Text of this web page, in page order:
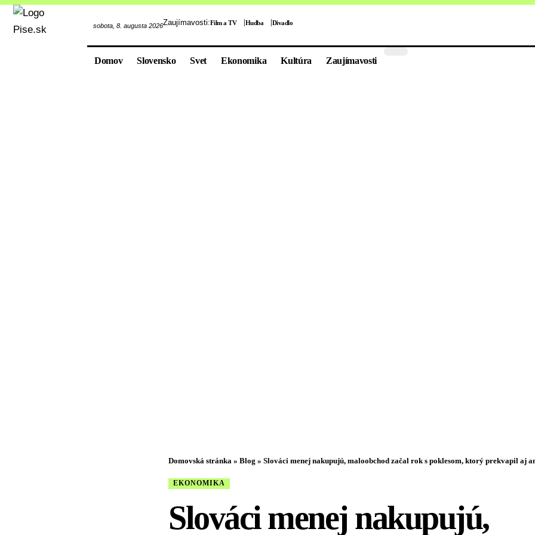
sobota, 8. augusta 2026Zaujímavosti:Film a TV Hudba Divadlo
Domov Slovensko Svet Ekonomika Kultúra Zaujímavosti
Domovská stránka » Blog » Slováci menej nakupujú, maloobchod začal rok s poklesom, ktorý prekvapil aj
EKONOMIKA
Slováci menej nakupujú,